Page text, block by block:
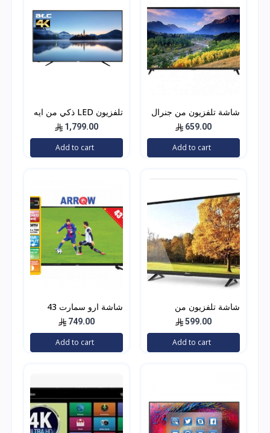
شاشة تلفزيون من جنرال
انش اتش دي ام اي لون
اسود
659.00
Add to cart
تلفزيون LED ذكي من ايه
بوصة بدقة 4 كيه UHD
LED، لون اسود، E-LD-
1,799.00
Add to cart
شاشة تلفزيون من
دانسات فل اتش دي بتقنية
ليد، 39 انش، اتش دي ام
اي
599.00
Add to cart
شاشة ارو سمارت 43
749.00
Add to cart